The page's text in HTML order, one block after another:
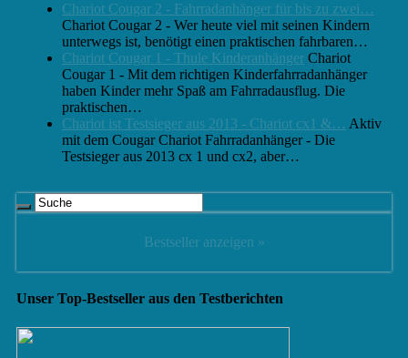
Chariot Cougar 2 - Fahrradanhänger für bis zu zwei…
Chariot Cougar 2 - Wer heute viel mit seinen Kindern
unterwegs ist, benötigt einen praktischen fahrbaren…
Chariot Cougar 1 - Thule Kinderanhänger Chariot
Cougar 1 - Mit dem richtigen Kinderfahrradanhänger
haben Kinder mehr Spaß am Fahrradausflug. Die
praktischen…
Chariot ist Testsieger aus 2013 - Chariot cx1 &… Aktiv
mit dem Cougar Chariot Fahrradanhänger - Die
Testsieger aus 2013 cx 1 und cx2, aber…
Bestseller anzeigen »
Unser Top-Bestseller aus den Testberichten